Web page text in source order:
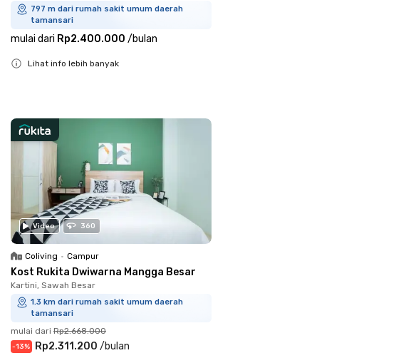
797 m dari rumah sakit umum daerah
tamansari
mulai dari Rp2.400.000 /bulan
Lihat info lebih banyak
Video 360
Coliving • Campur
Kost Rukita Dwiwarna Mangga Besar
Kartini, Sawah Besar
1.3 km dari rumah sakit umum daerah
tamansari
mulai dari Rp2.668.000
-13% Rp2.311.200 /bulan